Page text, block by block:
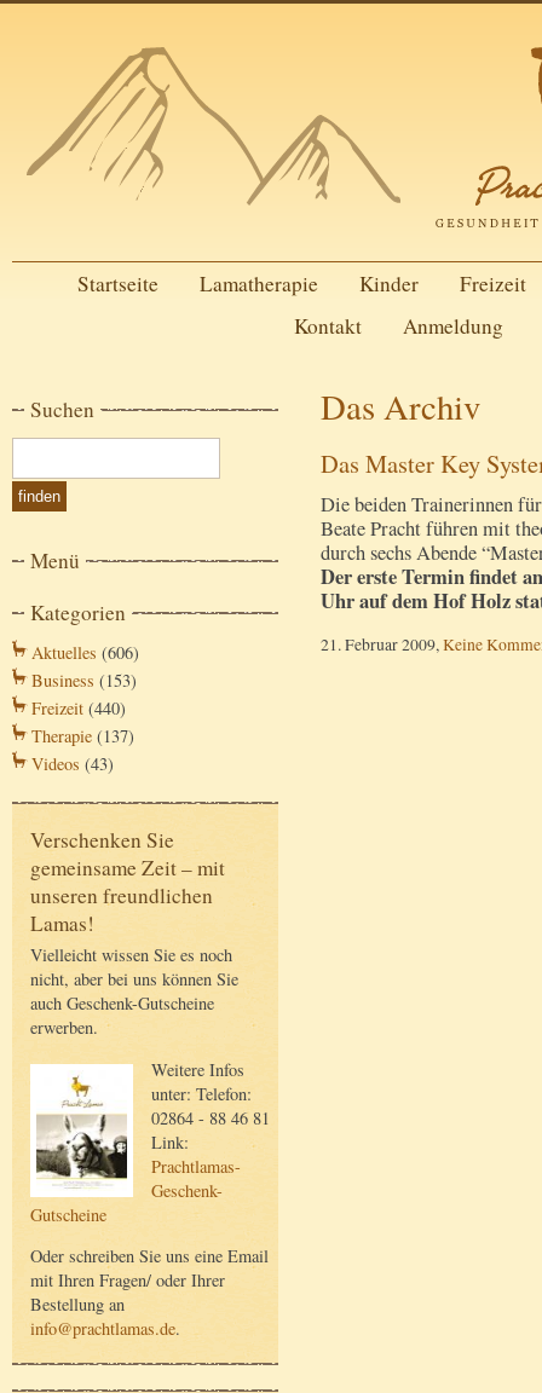
Startseite Lamatherapie Kinder
Freizeit
Kontakt
Anmeldung
Suchen
Menü
Kategorien
Aktuelles (606)
Business (153)
Freizeit (440)
Therapie (137)
Videos (43)
Verschenken Sie
gemeinsame Zeit – mit
unseren freundlichen
Lamas!
Vielleicht wissen Sie es noch
nicht, aber bei uns können Sie
auch Geschenk-Gutscheine
erwerben.
Weitere Infos
unter: Telefon:
02864 - 88 46 81
Link:
Prachtlamas-
Geschenk-
Gutscheine
Oder schreiben Sie uns eine Email
mit Ihren Fragen/ oder Ihrer
Bestellung an
info@prachtlamas.de.
Das Archiv
Das Master Key
Die beiden Trainerinnen
Beate Pracht führen mit
durch sechs Abende
Der erste Termin findet
Uhr auf dem Hof Holz
21. Februar 2009,Keine